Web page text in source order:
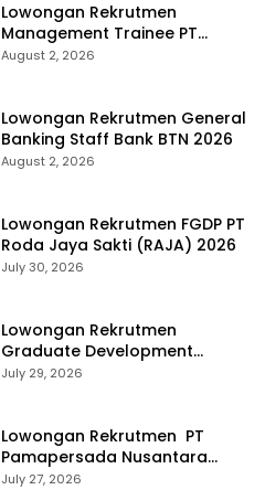
Lowongan Rekrutmen
Management Trainee PT
Kalimantan Alumina Nusantara
August 2, 2026
Lowongan Rekrutmen General
Banking Staff Bank BTN 2026
August 2, 2026
Lowongan Rekrutmen FGDP PT
Roda Jaya Sakti (RAJA) 2026
July 30, 2026
Lowongan Rekrutmen
Graduate Development
Program Chandra Asri Group
July 29, 2026
Lowongan Rekrutmen PT
Pamapersada Nusantara
(PAMA) 2026
July 27, 2026